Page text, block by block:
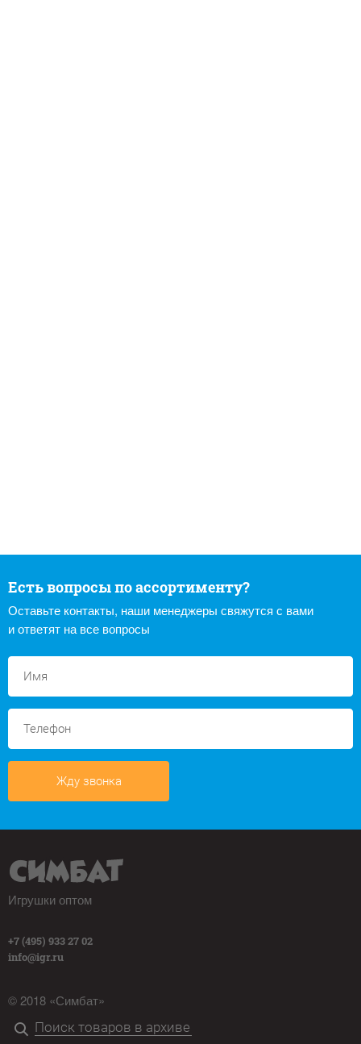
Есть вопросы по ассортименту?
Оставьте контакты, наши менеджеры свяжутся с вами
и ответят на все вопросы
Жду звонка
Игрушки оптом
+7 (495) 933 27 02
info@igr.ru
© 2018 «Симбат»